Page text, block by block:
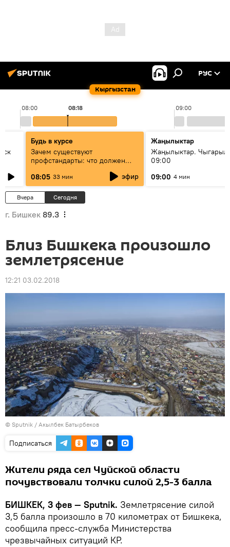
Кыргызстан
РУС
08:00 09:00
08:18
Будь в курсе
Зачем существуют
профстандарты: что должен
знать каждый специалист о
своей профессии
08:05 33 мин эфир
Жаңылыктар
Жаңылыктар.
09:00
09:00 4 мин
Вчера Сегодня
г. Бишкек 89.3
Близ Бишкека произошло
землетрясение
12:21 03.02.2018
© Sputnik / Акылбек Батырбеков
Подписаться
Жители ряда сел Чуйской области
почувствовали толчки силой 2,5-3 балла
БИШКЕК, 3 фев — Sputnik. Землетрясение силой
3,5 балла произошло в 70 километрах от Бишкека,
сообщила пресс-служба Министерства
чрезвычайных ситуаций КР.